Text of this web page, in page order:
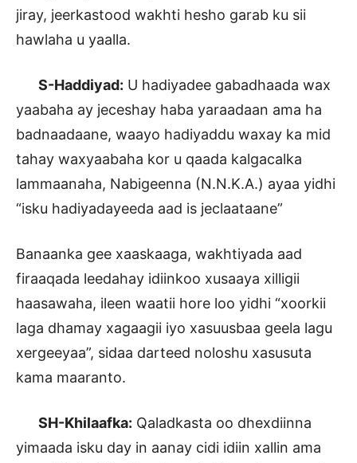
jiray, jeerkastood wakhti hesho garab ku sii
hawlaha u yaalla.
S-Haddiyad: U hadiyadee gabadhaada wax
yaabaha ay jeceshay haba yaraadaan ama ha
badnaadaane, waayo hadiyaddu waxay ka mid
tahay waxyaabaha kor u qaada kalgacalka
lammaanaha, Nabigeenna (N.N.K.A.) ayaa yidhi
“isku hadiyadayeeda aad is jeclaataane”
Banaanka gee xaaskaaga, wakhtiyada aad
firaaqada leedahay idiinkoo xusaaya xilligii
haasawaha, ileen waatii hore loo yidhi “xoorkii
laga dhamay xagaagii iyo xasuusbaa geela lagu
xergeeyaa”, sidaa darteed noloshu xasusuta
kama maaranto.
SH-Khilaafka: Qaladkasta oo dhexdiinna
yimaada isku day in aanay cidi idiin xallin ama